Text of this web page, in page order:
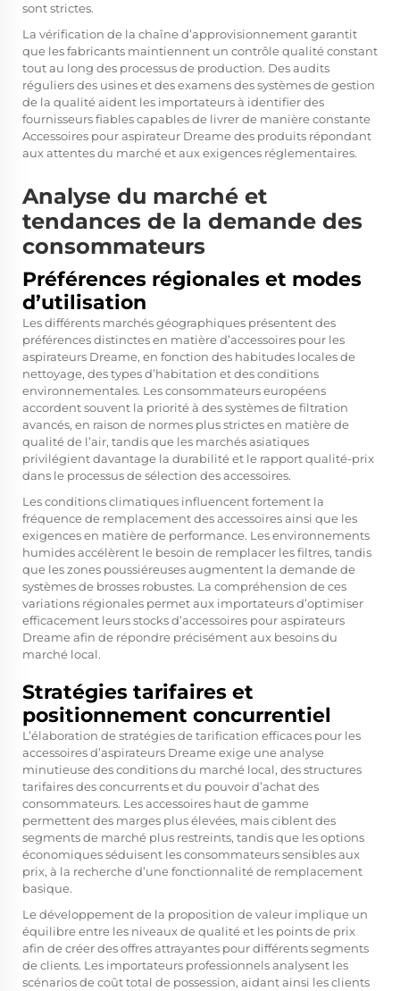
sont strictes.
La vérification de la chaîne d’approvisionnement garantit
que les fabricants maintiennent un contrôle qualité constant
tout au long des processus de production. Des audits
réguliers des usines et des examens des systèmes de gestion
de la qualité aident les importateurs à identifier des
fournisseurs fiables capables de livrer de manière constante
Accessoires pour aspirateur Dreamedes produits répondant
aux attentes du marché et aux exigences réglementaires.
Analyse du marché et
tendances de la demande des
consommateurs
Préférences régionales et modes
d’utilisation
Les différents marchés géographiques présentent des
préférences distinctes en matière d’accessoires pour les
aspirateurs Dreame, en fonction des habitudes locales de
nettoyage, des types d’habitation et des conditions
environnementales. Les consommateurs européens
accordent souvent la priorité à des systèmes de filtration
avancés, en raison de normes plus strictes en matière de
qualité de l’air, tandis que les marchés asiatiques
privilégient davantage la durabilité et le rapport qualité-prix
dans le processus de sélection des accessoires.
Les conditions climatiques influencent fortement la
fréquence de remplacement des accessoires ainsi que les
exigences en matière de performance. Les environnements
humides accélèrent le besoin de remplacer les filtres, tandis
que les zones poussiéreuses augmentent la demande de
systèmes de brosses robustes. La compréhension de ces
variations régionales permet aux importateurs d’optimiser
efficacement leurs stocks d’accessoires pour aspirateurs
Dreame afin de répondre précisément aux besoins du
marché local.
Stratégies tarifaires et
positionnement concurrentiel
L’élaboration de stratégies de tarification efficaces pour les
accessoires d’aspirateurs Dreame exige une analyse
minutieuse des conditions du marché local, des structures
tarifaires des concurrents et du pouvoir d’achat des
consommateurs. Les accessoires haut de gamme
permettent des marges plus élevées, mais ciblent des
segments de marché plus restreints, tandis que les options
économiques séduisent les consommateurs sensibles aux
prix, à la recherche d’une fonctionnalité de remplacement
basique.
Le développement de la proposition de valeur implique un
équilibre entre les niveaux de qualité et les points de prix
afin de créer des offres attrayantes pour différents segments
de clients. Les importateurs professionnels analysent les
scénarios de coût total de possession, aidant ainsi les clients